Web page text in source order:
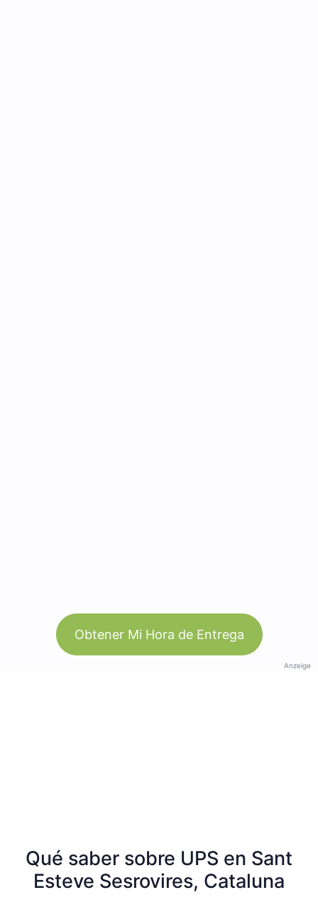
Obtener Mi Hora de Entrega
Anzeige
Qué saber sobre UPS en Sant
Esteve Sesrovires, Cataluna